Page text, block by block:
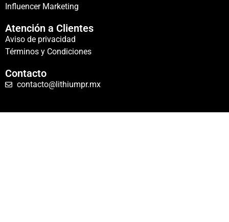
Influencer Marketing
Atención a Clientes
Aviso de privacidad
Términos y Condiciones
Contacto
contacto@lithiumpr.mx